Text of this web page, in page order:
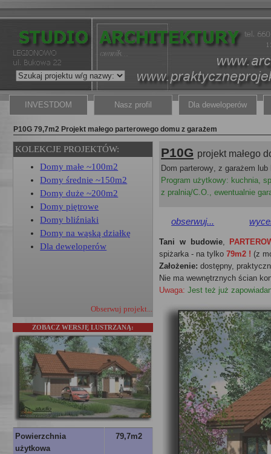
INVESTDOM Nasz profil Dla deweloperów
P10G 79,7m2 Projekt małego parterowego domu z garażem
KOLEKCJE PROJEKTÓW:
Domy małe ~100m2
Domy średnie ~150m2
Domy duże ~200m2
Domy piętrowe
Domy bliźniaki
Domy na wąską działkę
Dla deweloperów
Obserwuj projekt...
ZOBACZ WERSJĘ LUSTRZANĄ:
Powierzchnia
użytkowa
79,7m2
P10G projekt małego
Dom parterowy, z garażem
Program użytkowy: kuchnia,
z pralnią/C.O.,ewentualnie
obserwuj...
Tani w budowie,
spiżarka - na tylko79m2 ! (z
Założenie: dostępny,
Nie ma wewnętrznych ścian
Uwaga:Jest też już